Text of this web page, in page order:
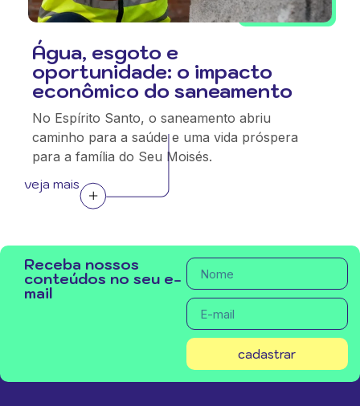
Água, esgoto e
oportunidade: o impacto
econômico do saneamento
No Espírito Santo, o saneamento abriu
caminho para a saúde e uma vida próspera
para a família do Seu Moisés.
veja mais
Receba nossos
conteúdos no seu e-
mail
cadastrar